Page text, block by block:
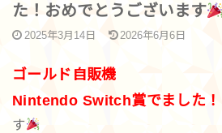
た！おめでとうございます
2025年3月14日 2026年6月6日
ゴールド自販機
Nintendo Switch賞でました！
す